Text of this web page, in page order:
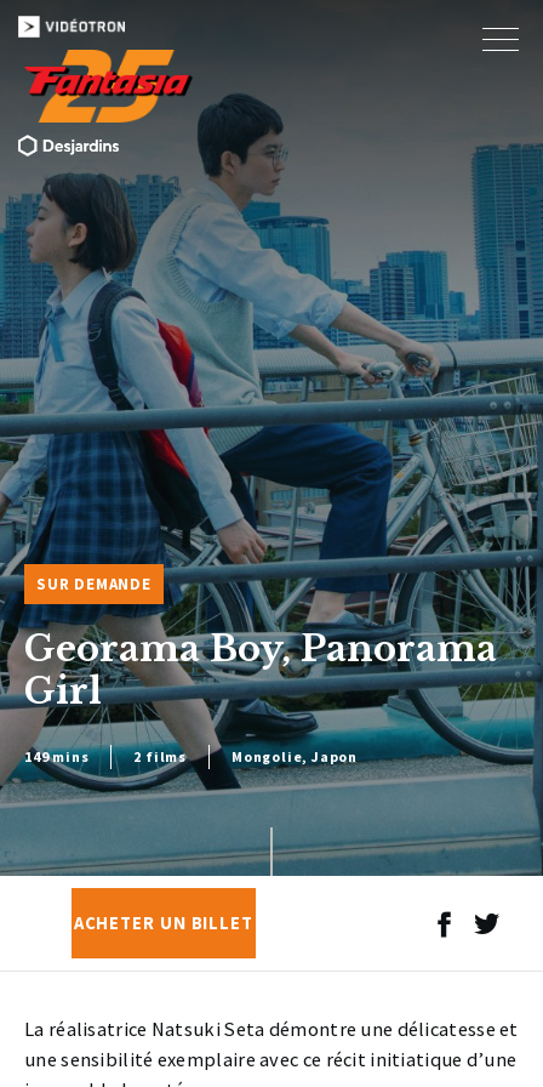
SUR DEMANDE
Georama Boy, Panorama
Girl
149 mins 2 films Mongolie, Japon
ACHETER UN BILLET
La réalisatrice Natsuki Seta démontre une délicatesse et
une sensibilité exemplaire avec ce récit initiatique d’une